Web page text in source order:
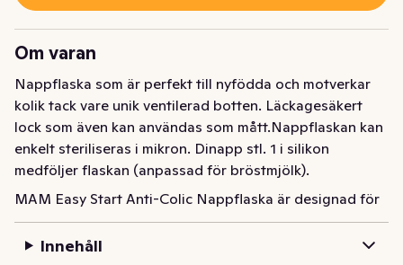
Om varan
Nappflaska som är perfekt till nyfödda och motverkar
kolik tack vare unik ventilerad botten. Läckagesäkert
lock som även kan användas som mått.Nappflaskan kan
enkelt steriliseras i mikron. Dinapp stl. 1 i silikon
medföljer flaskan (anpassad för bröstmjölk).
MAM Easy Start Anti-Colic Nappflaska är designad för
att motverka kolik och andra vanliga problem som kan
uppstå vid matning. Det innovativa och patenterade
Innehåll